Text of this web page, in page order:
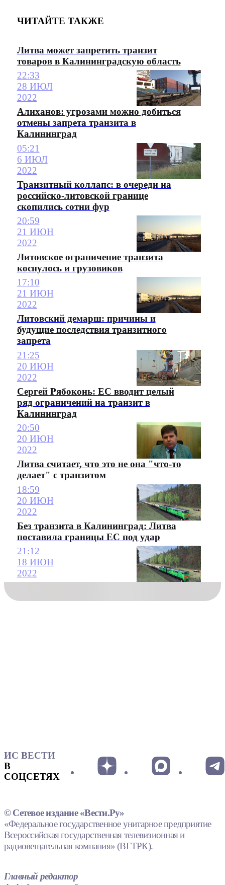
ЧИТАЙТЕ ТАКЖЕ
Литва может запретить транзит
товаров в Калининградскую область
22:33
28 ИЮЛ
2022
Алиханов: угрозами можно добиться
отмены запрета транзита в
Калининград
05:21
6 ИЮЛ
2022
Транзитный коллапс: в очереди на
российско-литовской границе
скопились сотни фур
20:59
21 ИЮН
2022
Литовское ограничение транзита
коснулось и грузовиков
17:10
21 ИЮН
2022
Литовский демарш: причины и
будущие последствия транзитного
запрета
21:25
20 ИЮН
2022
Сергей Рябоконь: ЕС вводит целый
ряд ограничений на транзит в
Калининград
20:50
20 ИЮН
2022
Литва считает, что это не она "что-то
делает" с транзитом
18:59
20 ИЮН
2022
Без транзита в Калининград: Литва
поставила границы ЕС под удар
21:12
18 ИЮН
2022
ИС ВЕСТИ
В
СОЦСЕТЯХ
© Сетевое издание «Вести.Ру»
«Федеральное государственное унитарное предприятие
Всероссийская государственная телевизионная и
радиовещательная компания» (ВГТРК).
Главный редактор